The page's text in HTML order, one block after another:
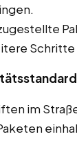
im